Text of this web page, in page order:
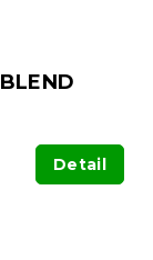
Detail